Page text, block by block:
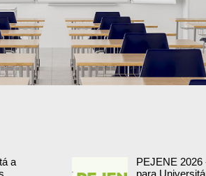
a
PEJENE 2026
para